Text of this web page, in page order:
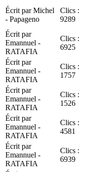
Écrit par Michel
- Papageno
Clics :
9289
Écrit par
Emannuel -
RATAFIA
Clics :
6925
Écrit par
Emannuel -
RATAFIA
Clics :
1757
Écrit par
Emannuel -
RATAFIA
Clics :
1526
Écrit par
Emannuel -
RATAFIA
Clics :
4581
Écrit par
Emannuel -
RATAFIA
Clics :
6939